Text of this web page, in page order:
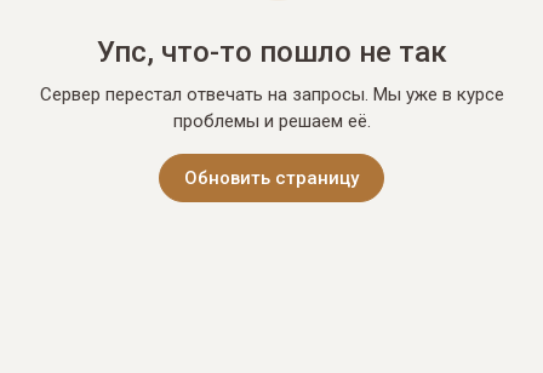
Упс, что-то пошло не так
Сервер перестал отвечать на запросы. Мы уже в курсе
проблемы и решаем её.
Обновить страницу